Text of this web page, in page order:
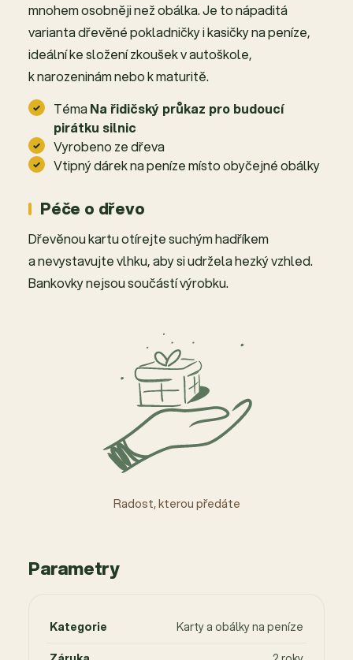
mnohem osobněji než obálka. Je to nápaditá
varianta dřevěné pokladničky i kasičky na peníze,
ideální ke složení zkoušek v autoškole,
k narozeninám nebo k maturitě.
TémaNa řidičský průkaz pro budoucí
pirátku silnic
Vyrobeno ze dřeva
Vtipný dárek na peníze místo obyčejné obálky
Péče o dřevo
Dřevěnou kartu otírejte suchým hadříkem
a nevystavujte vlhku, aby si udržela hezký vzhled.
Bankovky nejsou součástí výrobku.
Radost, kterou předáte
Parametry
Kategorie
Karty a obálky na peníze